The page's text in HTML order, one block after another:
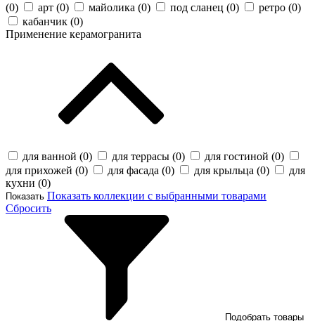
(0) арт (0) майолика (0) под сланец (0) ретро (0)
кабанчик (0)
Применение керамогранита
для ванной (0) для террасы (0) для гостиной (0)
для прихожей (0) для фасада (0) для крыльца (0)
для
кухни (0)
Показать Показать коллекции с выбранными товарами
Сбросить